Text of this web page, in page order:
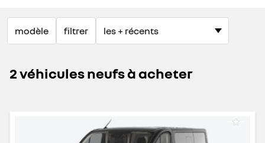
modèle filtrer
2 véhicules neufs à acheter